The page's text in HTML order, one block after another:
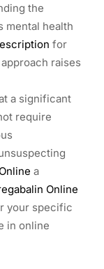
the
mental health
for
raises
a significant
require
a
Online
your specific
in online